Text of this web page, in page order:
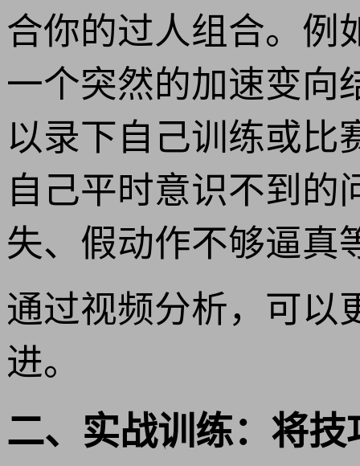
合你的过人组合。例
一个突然的加速变向
以录下自己训练或比
自己平时意识不到的
失、假动作不够逼真
通过视频分析，可以
进。
二、实战训练：将